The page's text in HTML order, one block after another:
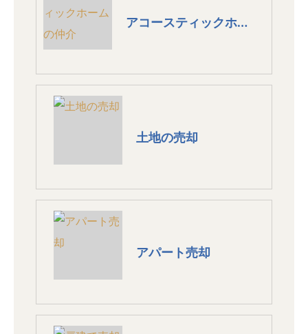
アコースティックホームの仲介
土地の売却
アパート売却